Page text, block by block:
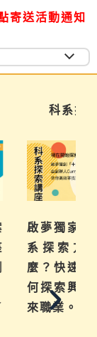
寄送活動通知
索講座
系統化科
法」是什
你了解如
科系與未